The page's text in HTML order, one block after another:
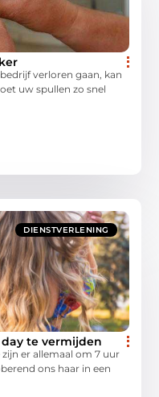
verloren gaan, kan
uw spullen zo snel
DIENSTVERLENING
te vermijden
er allemaal om 7 uur
ons haar in een